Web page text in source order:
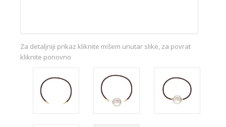
Za detaljniji prikaz kliknite mišem unutar slike, za povrat
kliknite ponovno